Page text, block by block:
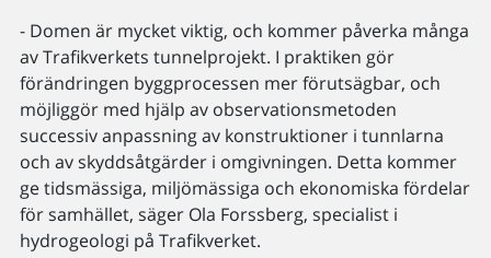
- Domen är mycket viktig, och kommer påverka många
av Trafikverkets tunnelprojekt. I praktiken gör
förändringen byggprocessen mer förutsägbar, och
möjliggör med hjälp av observationsmetoden
successiv anpassning av konstruktioner i tunnlarna
och av skyddsåtgärder i omgivningen. Detta kommer
ge tidsmässiga, miljömässiga och ekonomiska fördelar
för samhället, säger Ola Forssberg, specialist i
hydrogeologi på Trafikverket.